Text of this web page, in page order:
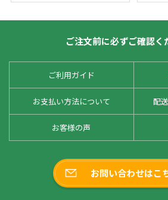
ご注文前に必ずご確認く
ご利用ガイド
お支払い方法について 配
お客様の声
お問い合わせはこ